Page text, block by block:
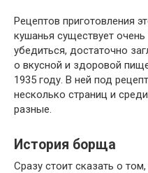
Рецептов приготовления
кушанья существует
убедиться, достаточно
о вкусной и здоровой
1935 году. В ней под
несколько страниц и
разные.
История борща
Сразу стоит сказать о